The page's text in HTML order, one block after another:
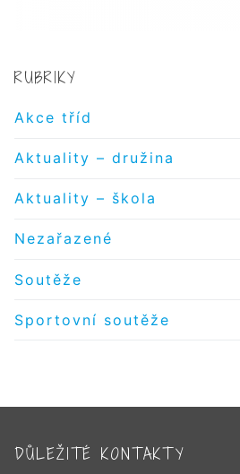
RUBRIKY
Akce tříd
Aktuality – družina
Aktuality – škola
Nezařazené
Soutěže
Sportovní soutěže
DŮLEŽITÉ KONTAKTY